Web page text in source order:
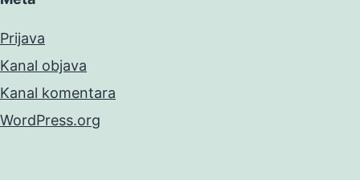
Prijava
Kanal objava
Kanal komentara
WordPress.org